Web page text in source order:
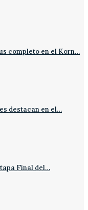
completo en el Korn…
destacan en el…
Final del…